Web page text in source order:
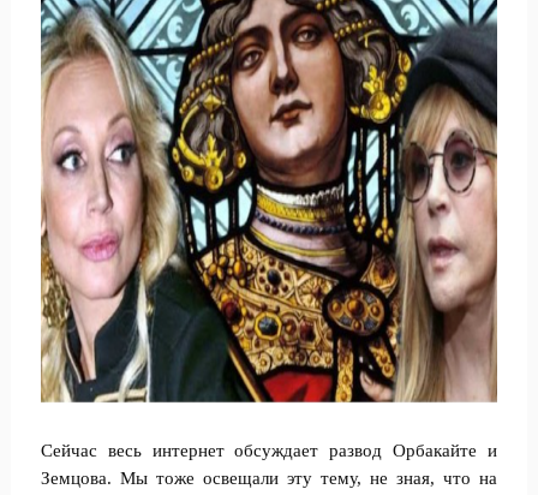
Сейчас весь интернет обсуждает развод Орбакайте и
Земцова. Мы тоже освещали эту тему, не зная, что на